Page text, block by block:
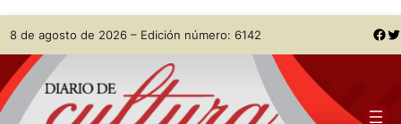
Saltar
al
contenido
Skip
to
content
8 de agosto de 2026 – Edición número: 6142 Facebook Twitter